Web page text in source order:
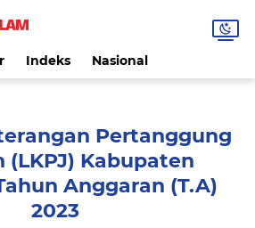
Indeks Nasional
Pertanggung
(LKPJ) Kabupaten
Anggaran (T.A)
2023